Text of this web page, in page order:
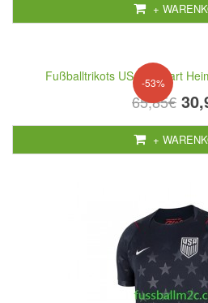
+
-53%
Fußballtrikots USA Torwart
65,85€
+